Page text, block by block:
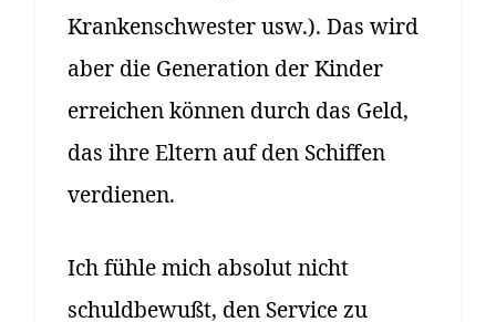
Krankenschwester usw.). Das wird
aber die Generation der Kinder
erreichen können durch das Geld,
das ihre Eltern auf den Schiffen
verdienen.
Ich fühle mich absolut nicht
schuldbewußt, den Service zu